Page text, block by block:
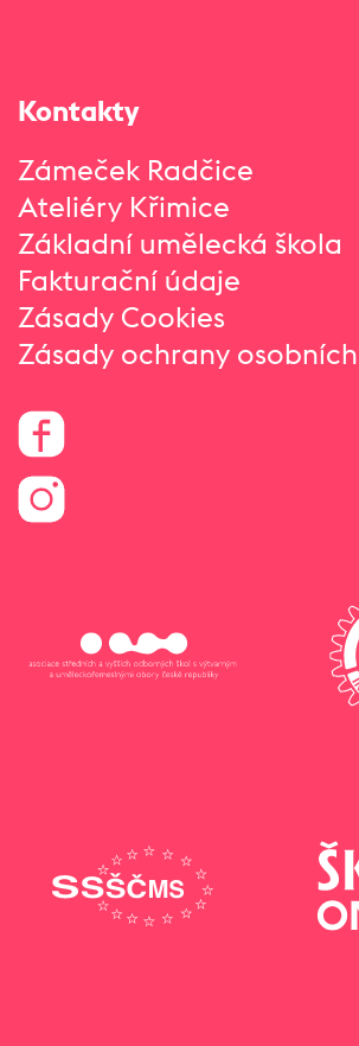
Kontakty
Zámeček Radčice
Ateliéry Křimice
Základní umělecká škola
Fakturační údaje
Zásady Cookies
Zásady ochrany